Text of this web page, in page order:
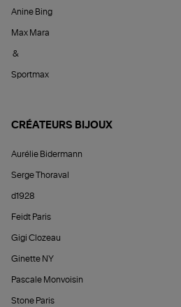
Anine Bing
Max Mara
&
Sportmax
CRÉATEURS BIJOUX
Aurélie Bidermann
Serge Thoraval
d1928
Feidt Paris
Gigi Clozeau
Ginette NY
Pascale Monvoisin
Stone Paris